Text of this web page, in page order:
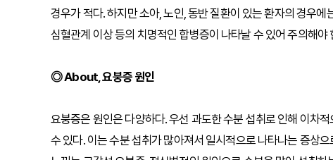
경우가 적다. 하지만 소아, 노인, 동반 질환이 있는 환자의 경우
심혈관계 이상 등의 치명적인 합병증이 나타날 수 있어 주의해야
◎ About, 요붕증 원인
요붕증은 원인은 다양하다. 우선 과도한 수분 섭취로 인해 이차
수 있다. 이는 수분 섭취가 많아져서 일시적으로 나타나는 증상